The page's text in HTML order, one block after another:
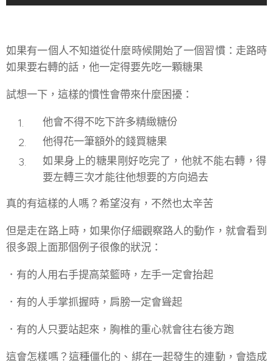
如果有一個人不知道從什麼時候開始了一個習慣：走路時
如果要右轉的話，他一定得要先吃一顆糖果🍬
試想一下，這樣的慣性會帶來什麼困擾：
他會不得不吃下許多精緻糖份
他得花一筆額外的錢買糖果
如果身上的糖果剛好吃完了，他就不能右轉，得
要左轉三次才能往他想要的方向過去
真的有這樣的人嗎？希望沒有，不然也太辛苦💦
但是走在路上時，如果你仔細觀察路人的動作，就會看到
很多跟上面那個例子很像的狀況：
．有的人用右手提高菜籃時，左手一定會抬起
．有的人手掌抓握時，肩膀一定會聳起
．有的人只要站起來，胸椎的重心就會往右後方跑
這會怎樣嗎？這種僵化的、綁在一起發生的連動，會造成